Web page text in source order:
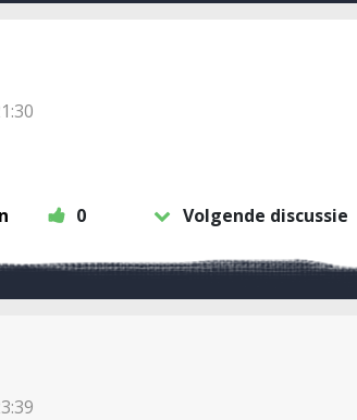
0 Volgende discussie